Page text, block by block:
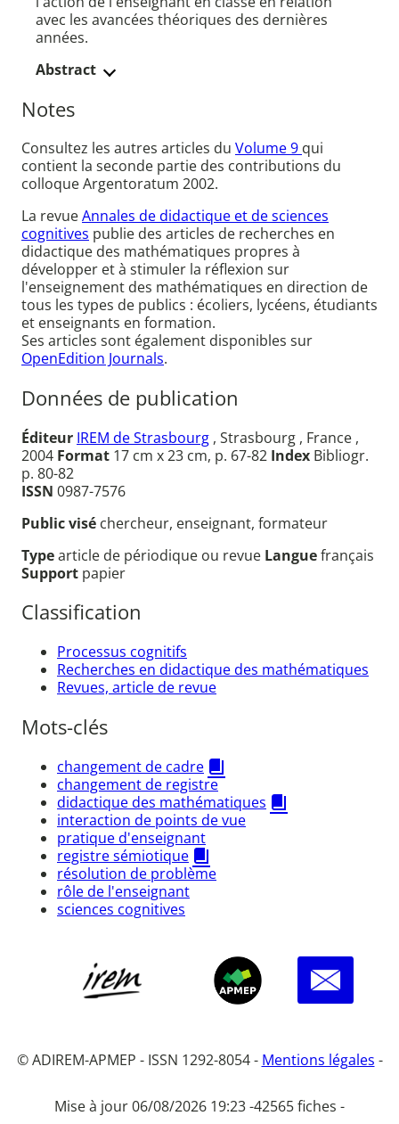
avec les avancées théoriques des dernières
années.
Abstract
Notes
Consultez les autres articles du Volume 9 qui
contient la seconde partie des contributions du
colloque Argentoratum 2002.
La revueAnnales de didactique et de sciences
cognitives publie des articles de recherches en
didactique des mathématiques propres à
développer et à stimuler la réflexion sur
l'enseignement des mathématiques en direction de
tous les types de publics : écoliers, lycéens, étudiants
et enseignants en formation.
Ses articles sont également disponibles sur
OpenEdition Journals.
Données de publication
Éditeur IREM de Strasbourg , Strasbourg , France ,
2004 Format 17 cm x 23 cm, p. 67-82 Index Bibliogr.
p. 80-82
ISSN 0987-7576
Public visé chercheur, enseignant, formateur
Typearticle de périodique ou revue Languefrançais
Support papier
Classification
Processus cognitifs
Recherches en didactique des mathématiques
Revues, article de revue
Mots-clés
changement de cadre
changement de registre
didactique des mathématiques
interaction de points de vue
pratique d'enseignant
registre sémiotique
résolution de problème
rôle de l'enseignant
sciences cognitives
© ADIREM-APMEP - ISSN 1292-8054 - Mentions légales -
Mise à jour 06/08/2026 19:23 -42565 fiches -